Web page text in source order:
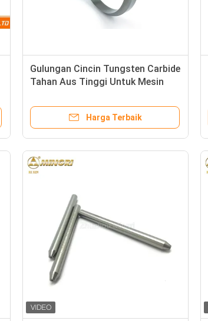
Gulungan Cincin Tungsten Carbide
Tahan Aus Tinggi Untuk Mesin
Harga Terbaik